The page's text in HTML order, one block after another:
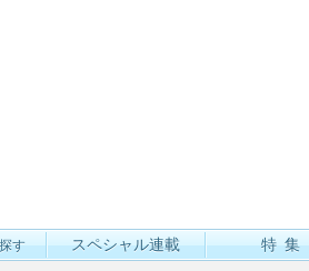
す スペシャル連載 特集